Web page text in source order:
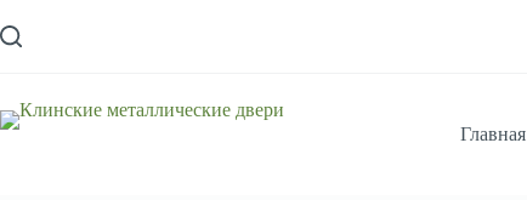
к
сути
Главная